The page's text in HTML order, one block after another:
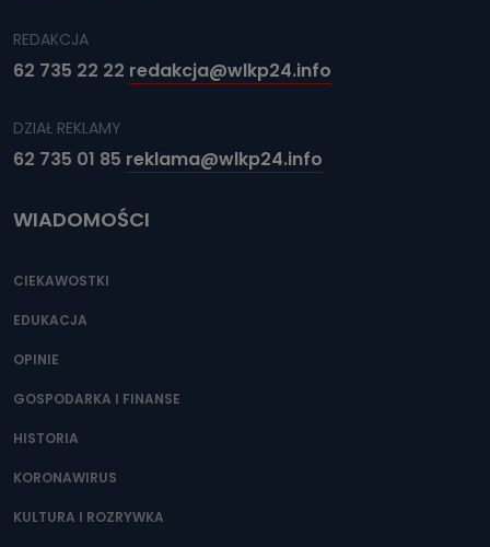
REDAKCJA
62 735 22 22 redakcja@wlkp24.info
DZIAŁ REKLAMY
62 735 01 85 reklama@wlkp24.info
WIADOMOŚCI
CIEKAWOSTKI
EDUKACJA
OPINIE
GOSPODARKA I FINANSE
HISTORIA
KORONAWIRUS
KULTURA I ROZRYWKA